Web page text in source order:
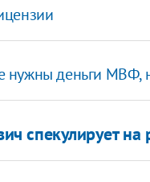
нужны деньги МВФ,
спекулирует на